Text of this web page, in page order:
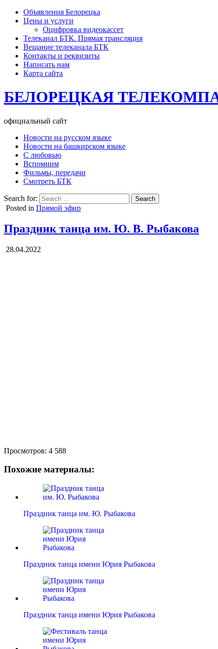
Объявления Белорецка
Цены и услуги
Оцифровка видеокассет
Телеканал БТК. Прямая трансляция
Вещание телеканала БТК
Контакты и реквизиты
Написать нам
Карта сайта
БЕЛОРЕЦКАЯ
официальный сайт
Новости на русском языке
Новости на башкирском языке
С любовью
Вспомним
Фильмы, передачи
Смотреть БТК
Search for:
Posted in Прямой эфир
Праздник танца им. Ю. В. Рыбакова
28.04.2022
Просмотров: 4 588
Похожие материалы:
Праздник танца им. Ю. Рыбакова
Праздник танца имени Юрия Рыбакова
Праздник танца имени Юрия Рыбакова